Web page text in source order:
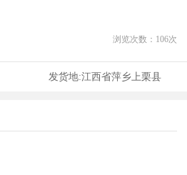
浏览次数： 106次
发货地:江西省萍乡上栗县